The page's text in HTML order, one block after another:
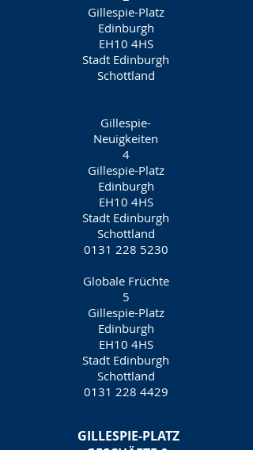
Gillespie-Platz
Edinburgh
EH10 4HS
Stadt Edinburgh
Schottland
Gillespie-
Neuigkeiten
4
Gillespie-Platz
Edinburgh
EH10 4HS
Stadt Edinburgh
Schottland
0131 228 5230
Globale Früchte
5
Gillespie-Platz
Edinburgh
EH10 4HS
Stadt Edinburgh
Schottland
0131 228 4429
GILLESPIE-PLATZ